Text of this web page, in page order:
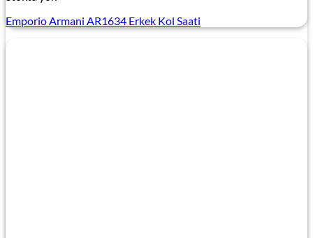
Emporio Armani AR1634 Erkek Kol Saati